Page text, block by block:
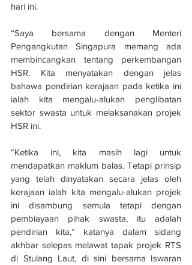
hari ini.
“Saya bersama dengan Menteri
Pengangkutan Singapura memang ada
membincangkan tentang perkembangan
HSR. Kita menyatakan dengan jelas
bahawa pendirian kerajaan pada ketika ini
ialah kita mengalu-alukan penglibatan
sektor swasta untuk melaksanakan projek
HSR ini.
“Ketika ini, kita masih lagi untuk
mendapatkan maklum balas. Tetapi prinsip
yang telah dinyatakan secara jelas oleh
kerajaan ialah kita mengalu-alukan projek
ini disambung semula tetapi dengan
pembiayaan pihak swasta, itu adalah
pendirian kita,” katanya dalam sidang
akhbar selepas melawat tapak projek RTS
di Stulang Laut, di sini bersama Iswaran